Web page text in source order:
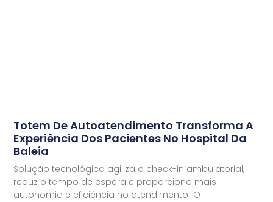
Totem De Autoatendimento Transforma A
Experiência Dos Pacientes No Hospital Da
Baleia
Solução tecnológica agiliza o check-in ambulatorial,
reduz o tempo de espera e proporciona mais
autonomia e eficiência no atendimento O